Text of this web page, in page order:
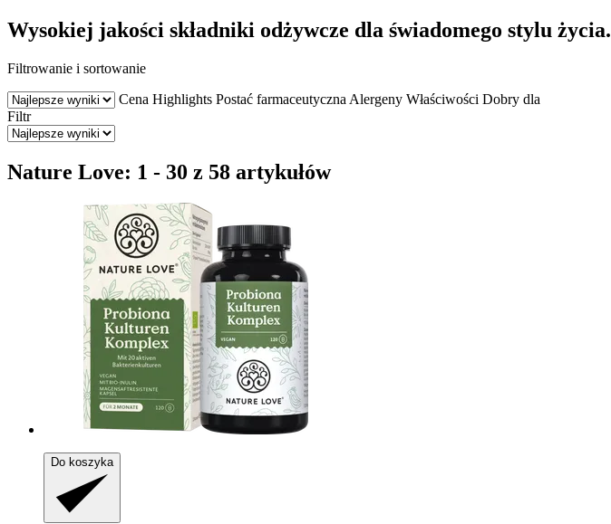
Wysokiej jakości składniki odżywcze dla świadomego stylu życia.
Filtrowanie i sortowanie
Cena Highlights Postać farmaceutyczna Alergeny Właściwości Dobry dla
Filtr
Nature Love: 1 - 30 z 58 artykułów
Do koszyka